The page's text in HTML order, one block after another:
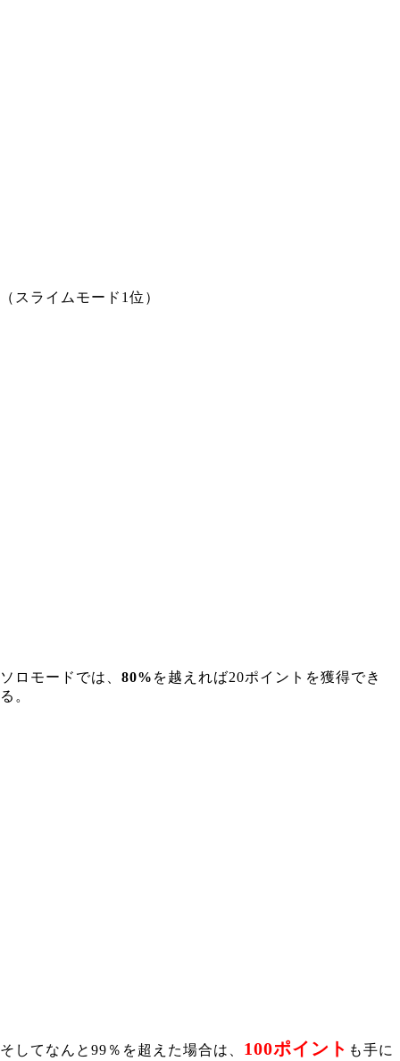
（スライムモード1位）
ソロモードでは、 80% を越えれば20ポイントを獲得でき
る。
そしてなんと99％を超えた場合は、 100ポイント も手に